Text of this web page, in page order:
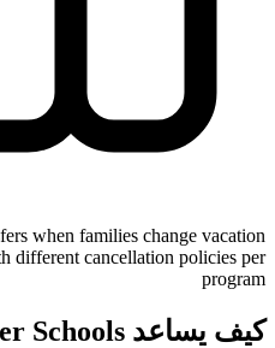
when families change vacation
different cancellation policies per
program
كيف يساعد OpenEduCat Summer Schools